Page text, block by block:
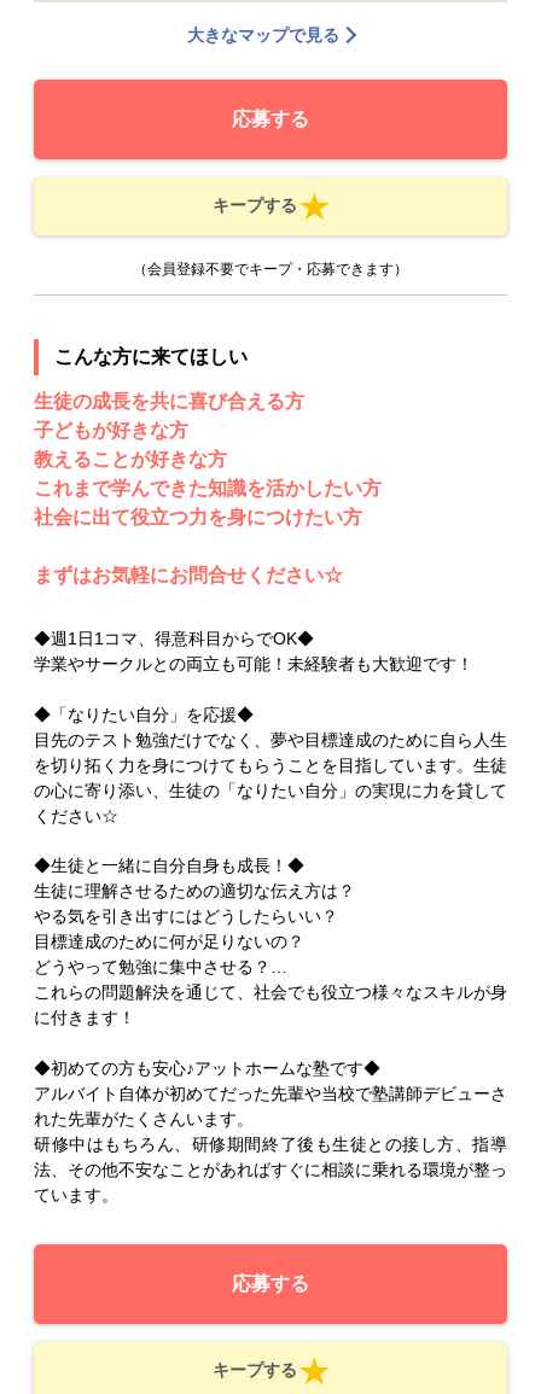
大きなマップで見る
応募する
キープする
（会員登録不要でキープ・応募できます）
こんな方に来てほしい
生徒の成長を共に喜び合える方
子どもが好きな方
教えることが好きな方
これまで学んできた知識を活かしたい方
社会に出て役立つ力を身につけたい方
まずはお気軽にお問合せください☆
◆週1日1コマ、得意科目からでOK◆
学業やサークルとの両立も可能！未経験者も大歓迎です！
◆「なりたい自分」を応援◆
目先のテスト勉強だけでなく、夢や目標達成のために自ら人生
を切り拓く力を身につけてもらうことを目指しています。生徒
の心に寄り添い、生徒の「なりたい自分」の実現に力を貸して
ください☆
◆生徒と一緒に自分自身も成長！◆
生徒に理解させるための適切な伝え方は？
やる気を引き出すにはどうしたらいい？
目標達成のために何が足りないの？
どうやって勉強に集中させる？…
これらの問題解決を通じて、社会でも役立つ様々なスキルが身
に付きます！
◆初めての方も安心♪アットホームな塾です◆
アルバイト自体が初めてだった先輩や当校で塾講師デビューさ
れた先輩がたくさんいます。
研修中はもちろん、研修期間終了後も生徒との接し方、指導
法、その他不安なことがあればすぐに相談に乗れる環境が整っ
ています。
応募する
キープする